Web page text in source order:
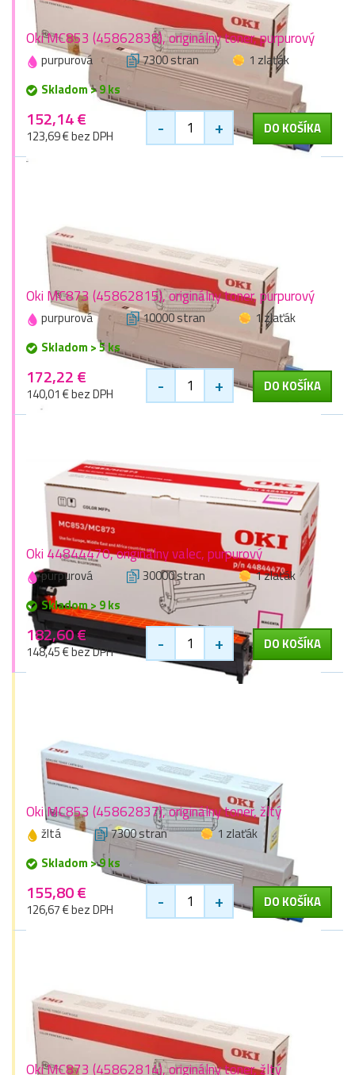
Oki MC853 (45862838), originálny toner, purpurový
purpurová 7300 stran
1 zlaťák
Skladom > 9 ks
152,14 €
123,69 € bez DPH - + DO KOŠÍKA
Oki MC873 (45862815), originálny toner, purpurový
purpurová 10000 stran
1 zlaťák
Skladom > 5 ks
172,22 €
140,01 € bez DPH - + DO KOŠÍKA
Oki 44844470, originálny valec, purpurový
purpurová 30000 stran
1 zlaťák
Skladom > 9 ks
182,60 €
148,45 € bez DPH - + DO KOŠÍKA
Oki MC853 (45862837), originálny toner, žltý
žltá 7300 stran
1 zlaťák
Skladom > 9 ks
155,80 €
126,67 € bez DPH - + DO KOŠÍKA
Oki MC873 (45862814), originálny toner, žltý